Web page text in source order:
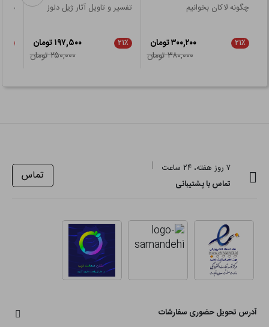
چگونه لاکان بخوانیم
۲۱٪
۳۰۰,۲۰۰ تومان
۳۸۰,۰۰۰ تومان
تفسیر و تاویل آثار ژیل دلوز
۲۱٪
۱۹۷,۵۰۰ تومان
۲۵۰,۰۰۰ تومان
۷ روز هفته، ۲۴ ساعت
تماس با پشتیبانی
تماس
آدرس تحویل حضوری سفارشات